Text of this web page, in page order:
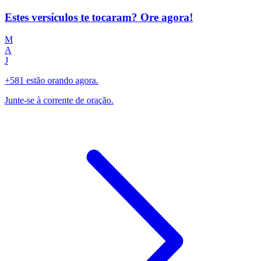
Estes versículos te tocaram? Ore agora!
M
A
J
+581 estão orando agora.
Junte-se à corrente de oração.